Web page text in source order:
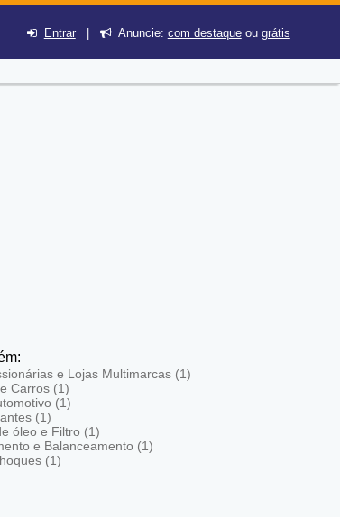
Entrar| Anuncie: com destaqueou grátis
e Lojas Multimarcas (1)
Carros (1)
(1)
(1)
óleo e Filtro (1)
e Balanceamento (1)
(1)